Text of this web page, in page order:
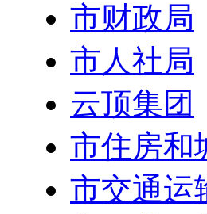
市财政局
市人社局
云顶集团
市住房和
市交通运